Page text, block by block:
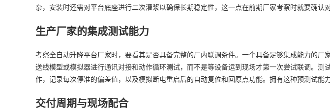
杂，安装时还需对平台底座进行二次灌浆以确保长期稳定性，这一点在前期厂家考察时就要确认
生产厂家的集成测试能力
考察全自动升降平台厂家时，要看其是否具备完整的厂内联调条件。一个具备足够集成能力的
送线模型或模拟器进行通讯对接和动作循环测试，而不是等设备运到现场才第一次尝试联调。
作，记录每次停准的偏差值，以及模拟断电重启后的自动复位和回原点功能。拥有这种预测试能
交付周期与现场配合